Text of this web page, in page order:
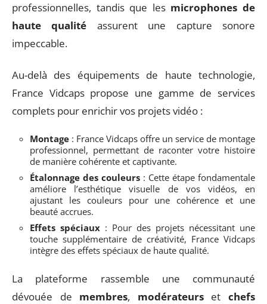
professionnelles, tandis que les microphones de
haute qualité assurent une capture sonore
impeccable.
Au-delà des équipements de haute technologie,
France Vidcaps propose une gamme de services
complets pour enrichir vos projets vidéo :
Montage : France Vidcaps offre un service de montage
professionnel, permettant de raconter votre histoire
de manière cohérente et captivante.
Étalonnage des couleurs : Cette étape fondamentale
améliore l’esthétique visuelle de vos vidéos, en
ajustant les couleurs pour une cohérence et une
beauté accrues.
Effets spéciaux : Pour des projets nécessitant une
touche supplémentaire de créativité, France Vidcaps
intègre des effets spéciaux de haute qualité.
La plateforme rassemble une communauté
dévouée de membres, modérateursetchefs